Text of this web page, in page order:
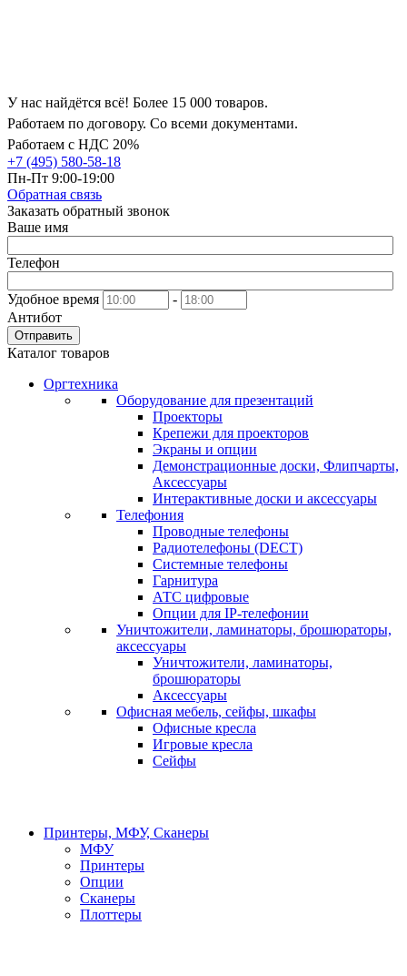
У нас найдётся всё! Более 15 000 товаров.
Работаем по договору. Со всеми документами.
Работаем с НДС 20%
+7 (495) 580-58-18
Пн-Пт 9:00-19:00
Обратная связь
Заказать обратный звонок
Ваше имя
Телефон
Удобное время
-
Антибот
Отправить
Каталог товаров
Оргтехника
Оборудование для презентаций
Проекторы
Крепежи для проекторов
Экраны и опции
Демонстрационные доски, Флипчарты,
Аксессуары
Интерактивные доски и аксессуары
Телефония
Проводные телефоны
Радиотелефоны (DECT)
Системные телефоны
Гарнитура
АТС цифровые
Опции для IP-телефонии
Уничтожители, ламинаторы, брошюраторы,
аксессуары
Уничтожители, ламинаторы,
брошюраторы
Аксессуары
Офисная мебель, сейфы, шкафы
Офисные кресла
Игровые кресла
Сейфы
Принтеры, МФУ, Сканеры
МФУ
Принтеры
Опции
Сканеры
Плоттеры